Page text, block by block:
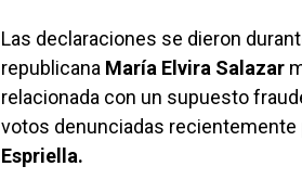
Las declaraciones se dieron
republicana María Elvira Salazar
relacionada con un supuesto
votos denunciadas
Espriella.